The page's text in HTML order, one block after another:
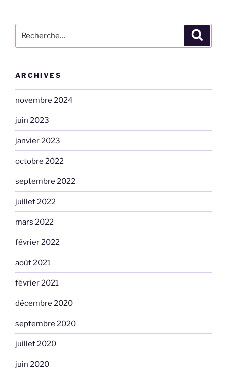
pour
ARCHIVES
novembre 2024
juin 2023
janvier 2023
octobre 2022
septembre 2022
juillet 2022
mars 2022
février 2022
août 2021
février 2021
décembre 2020
septembre 2020
juillet 2020
juin 2020